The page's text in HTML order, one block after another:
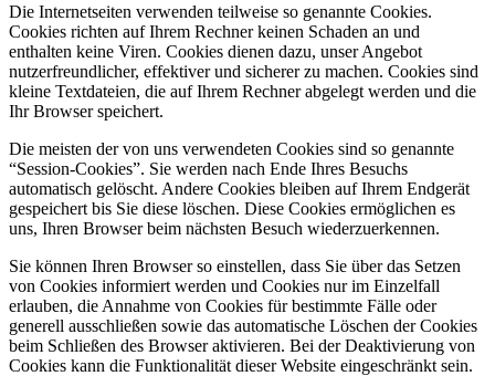
Die Internetseiten verwenden teilweise so genannte Cookies.
Cookies richten auf Ihrem Rechner keinen Schaden an und
enthalten keine Viren. Cookies dienen dazu, unser Angebot
nutzerfreundlicher, effektiver und sicherer zu machen. Cookies sind
kleine Textdateien, die auf Ihrem Rechner abgelegt werden und die
Ihr Browser speichert.
Die meisten der von uns verwendeten Cookies sind so genannte
“Session-Cookies”. Sie werden nach Ende Ihres Besuchs
automatisch gelöscht. Andere Cookies bleiben auf Ihrem Endgerät
gespeichert bis Sie diese löschen. Diese Cookies ermöglichen es
uns, Ihren Browser beim nächsten Besuch wiederzuerkennen.
Sie können Ihren Browser so einstellen, dass Sie über das Setzen
von Cookies informiert werden und Cookies nur im Einzelfall
erlauben, die Annahme von Cookies für bestimmte Fälle oder
generell ausschließen sowie das automatische Löschen der Cookies
beim Schließen des Browser aktivieren. Bei der Deaktivierung von
Cookies kann die Funktionalität dieser Website eingeschränkt sein.